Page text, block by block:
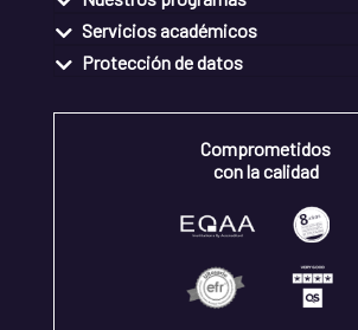
Servicios académicos
Protección de datos
Comprometidos
con la calidad